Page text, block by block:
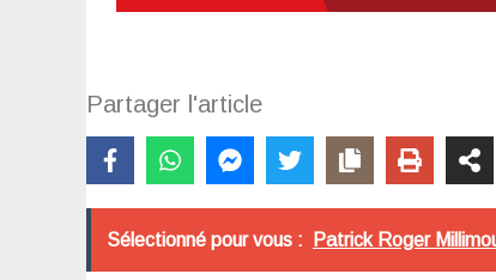
Partager l'article
Sélectionné pour vous : Patrick Roger